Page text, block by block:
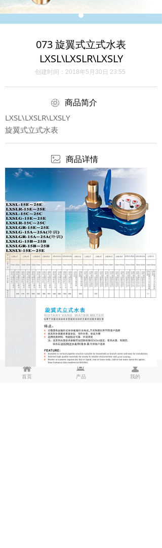
낀
首页
뀵
产品
넙
我的
073 旋翼式立式水表
LXSL\LXSLR\LXSLY
商品简介
创建时间： 2018年5月30日 23:55
LXSL\LXSLR\LXSLY
旋翼式立式水表
商品详情
ꁵ
ꂈ